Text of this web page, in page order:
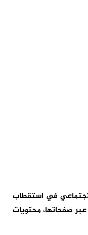
في استقطاب
صفحاتها، محتويات